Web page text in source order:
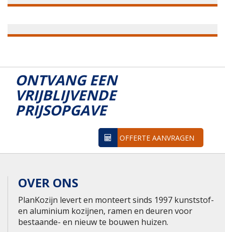
ONTVANG EEN
VRIJBLIJVENDE
PRIJSOPGAVE
OFFERTE AANVRAGEN
OVER ONS
PlanKozijn levert en monteert sinds 1997 kunststof-
en aluminium kozijnen, ramen en deuren voor
bestaande- en nieuw te bouwen huizen.